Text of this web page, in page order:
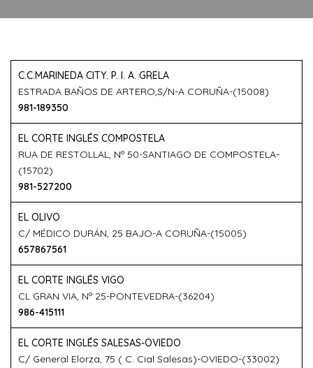
C.C.MARINEDA CITY. P. I. A. GRELA
ESTRADA BAÑOS DE ARTERO,S/N-A CORUÑA-(15008)
981-189350
EL CORTE INGLÉS COMPOSTELA
RUA DE RESTOLLAL, Nº 50-SANTIAGO DE COMPOSTELA-
(15702)
981-527200
EL OLIVO
C/ MÉDICO DURÁN, 25 BAJO-A CORUÑA-(15005)
657867561
EL CORTE INGLÉS VIGO
CL GRAN VIA, Nº 25-PONTEVEDRA-(36204)
986-415111
EL CORTE INGLÉS SALESAS-OVIEDO
C/ General Elorza, 75 ( C. Cial Salesas)-OVIEDO-(33002)